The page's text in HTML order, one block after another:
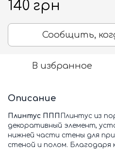
140 грн
Сообщить,
В избранное
Описание
Плинтус ППП Плинтус из
декоративный элемент,
нижней части стены для
стеной и полом. Благодаря